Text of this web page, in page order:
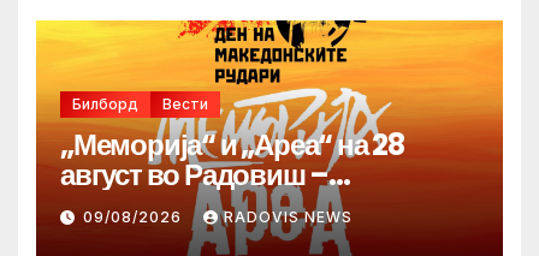
Билборд Вести
„Меморија“ и „Ареа“ на 28
август во Радовиш –
продолжува традицијата за
Денот на македонските рудари
09/08/2026 RADOVIS NEWS